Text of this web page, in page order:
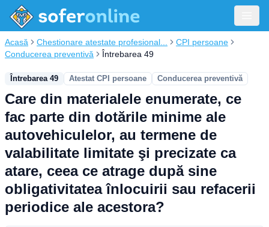
Acasă Chestionare atestate profesional...
CPI persoane
Conducerea preventivă
Întrebarea 49
Întrebarea 49 Atestat CPI persoane Conducerea preventivă
Care din materialele enumerate, ce
fac parte din dotările minime ale
autovehiculelor, au termene de
valabilitate limitate şi precizate ca
atare, ceea ce atrage după sine
obligativitatea înlocuirii sau refacerii
periodice ale acestora?